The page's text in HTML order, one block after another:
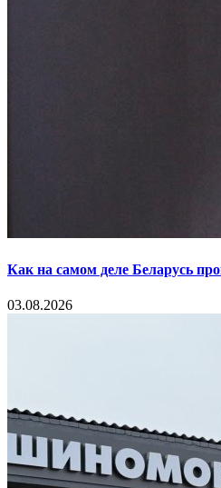
Как на самом деле Беларусь
03.08.2026